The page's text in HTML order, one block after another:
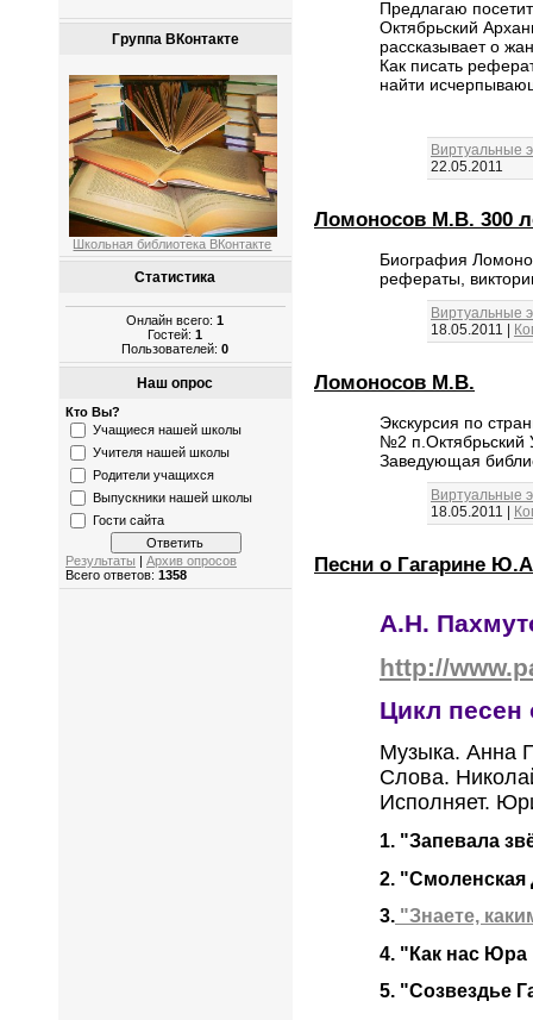
Группа ВКонтакте
Школьная библиотека ВКонтакте
Статистика
Онлайн всего:1
Гостей:1
Пользователей:0
Наш опрос
Кто Вы?
Учащиеся нашей школы
Учителя нашей школы
Родители учащихся
Выпускники нашей школы
Гости сайта
Результаты
Архив опросов
Всего ответов: 1358
Предлагаю
Октябрьский
рассказывает о
Как писать
найти
Виртуальные
22.05.2011
Ломоносов М.В. 300
Биография
рефераты,
Виртуальные
18.05.2011
Ломоносов М.В.
Экскурсия по
№2 п.Октябрьский
Заведующая
Виртуальные
18.05.2011
Песни о Гагарине
А.Н.
http://
Цикл песен
Музыка. Анна
Слова.
Исполняет.
1. "Запевала
2. "Смоленская
3. "Знаете,
4. "Как нас
5. "Созвездье